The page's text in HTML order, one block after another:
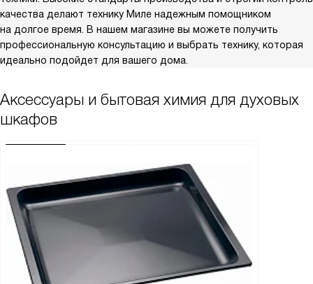
качества делают технику Миле надежным помощником
на долгое время. В нашем магазине вы можете получить
профессиональную консультацию и выбрать технику, которая
идеально подойдет для вашего дома.
Аксессуары и бытовая химия для духовых
шкафов